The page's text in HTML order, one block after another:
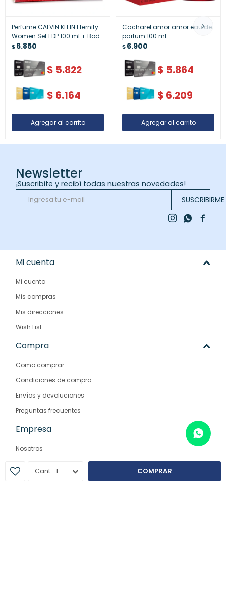
1 COMPRAR
Perfume CALVIN KLEIN Eternity
Women Set EDP 100 ml + Body
Lotion 100 ml + Travel Spray
$6.850
$ 5.822
$ 6.164
Cacharel amor amor eau de
parfum 100 ml
$6.900
$ 5.864
$ 6.209
Newsletter
¡Suscribite y recibí todas nuestras novedades!
SUSCRIBIRME

 
Mi cuenta
Mi cuenta
Mis compras
Mis direcciones
Wish List
Compra
Como comprar
Condiciones de compra
Envíos y devoluciones
Preguntas frecuentes
Empresa
Nosotros